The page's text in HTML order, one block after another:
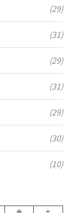
(29)
(31)
(29)
(31)
(29)
(30)
(10)